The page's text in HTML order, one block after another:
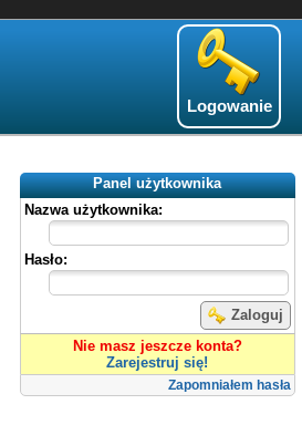
Logowanie
Panel użytkownika
Nazwa użytkownika:
Hasło:
Zaloguj
Nie masz jeszcze konta?
Zarejestruj się!
Zapomniałem hasła